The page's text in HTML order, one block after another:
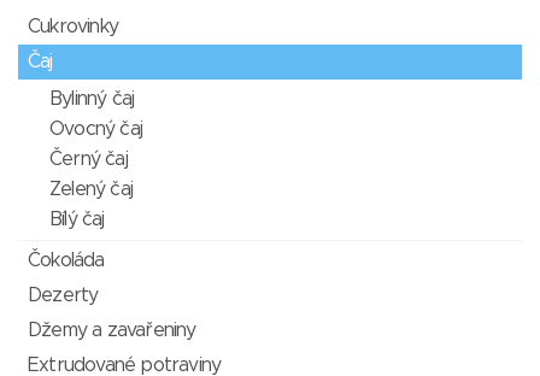
Cukrovinky
Čaj
Bylinný čaj
Ovocný čaj
Černý čaj
Zelený čaj
Bílý čaj
Čokoláda
Dezerty
Džemy a zavařeniny
Extrudované potraviny